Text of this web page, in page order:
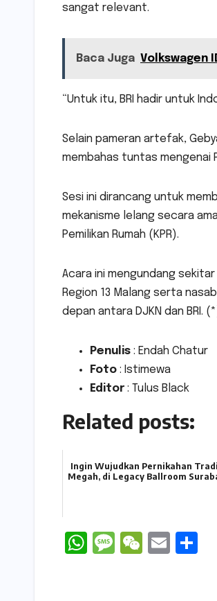
sangat relevant.
Baca Juga Volkswagen
“Untuk itu, BRI hadir untuk
Selain pameran artefak,
membahas tuntas mengenai
Sesi ini dirancang untuk
mekanisme lelang secara
Pemilikan Rumah (KPR).
Acara ini mengundang sekitar
Region 13 Malang serta
depan antara DJKN dan BRI.
Penulis : Endah Chatur
Foto : Istimewa
Editor : Tulus Black
Related posts:
Ingin Wujudkan Pernikahan
Megah, di Legacy Ballroom
W
M
W
E